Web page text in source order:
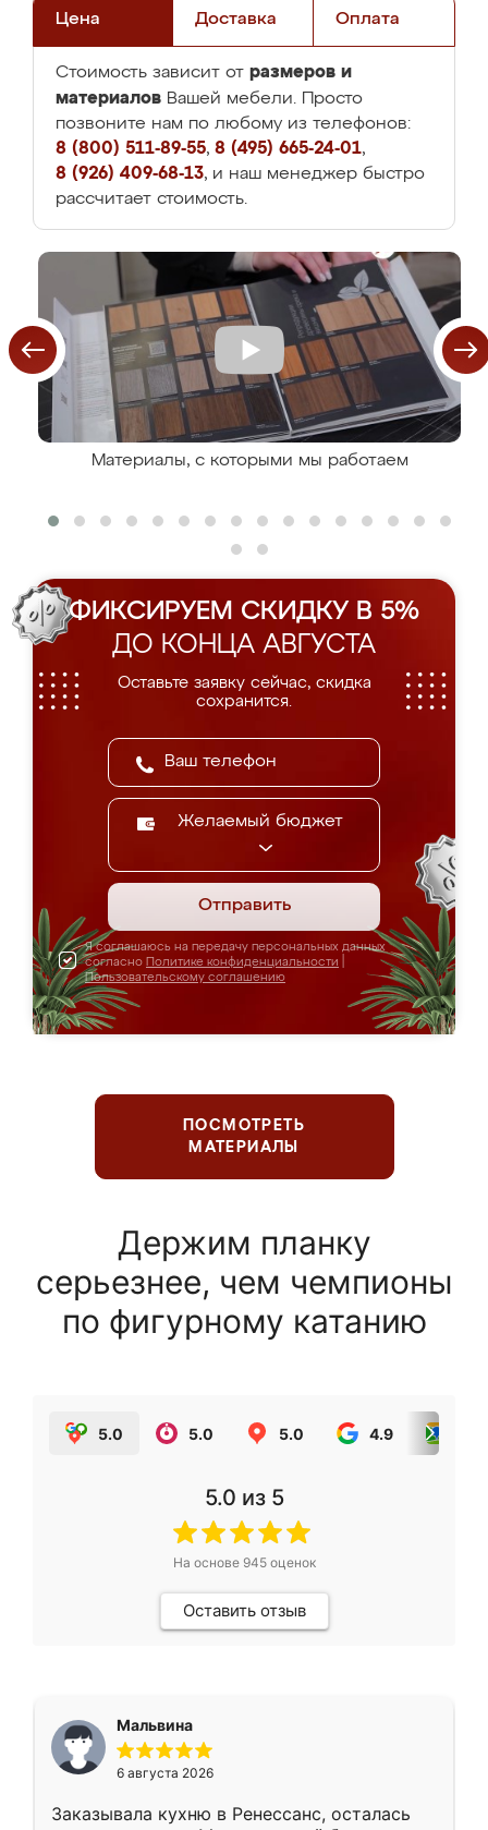
Цена Доставка Оплата
Стоимость зависит от размеров и
материалов Вашей мебели. Просто
позвоните нам по любому из телефонов:
8 (800) 511-89-55, 8 (495) 665-24-01,
8 (926) 409-68-13, и наш менеджер быстро
рассчитает стоимость.
Материалы, с которыми мы работаем
ФИКСИРУЕМ СКИДКУ В 5%
ДО КОНЦА АВГУСТА
Оставьте заявку сейчас, скидка
сохранится.
Желаемый бюджет
Отправить
Я соглашаюсь на передачу персональных данных
согласно Политике конфиденциальности
Пользовательскому соглашению
ПОСМОТРЕТЬ
МАТЕРИАЛЫ
Держим планку
серьезнее, чем чемпионы
по фигурному катанию
5.0 5.0 5.0 4.9
5.0 из 5
На основе 945оценок
Оставить отзыв
Мальвина
6 августа 2026
Заказывала кухню в Ренессанс, осталась